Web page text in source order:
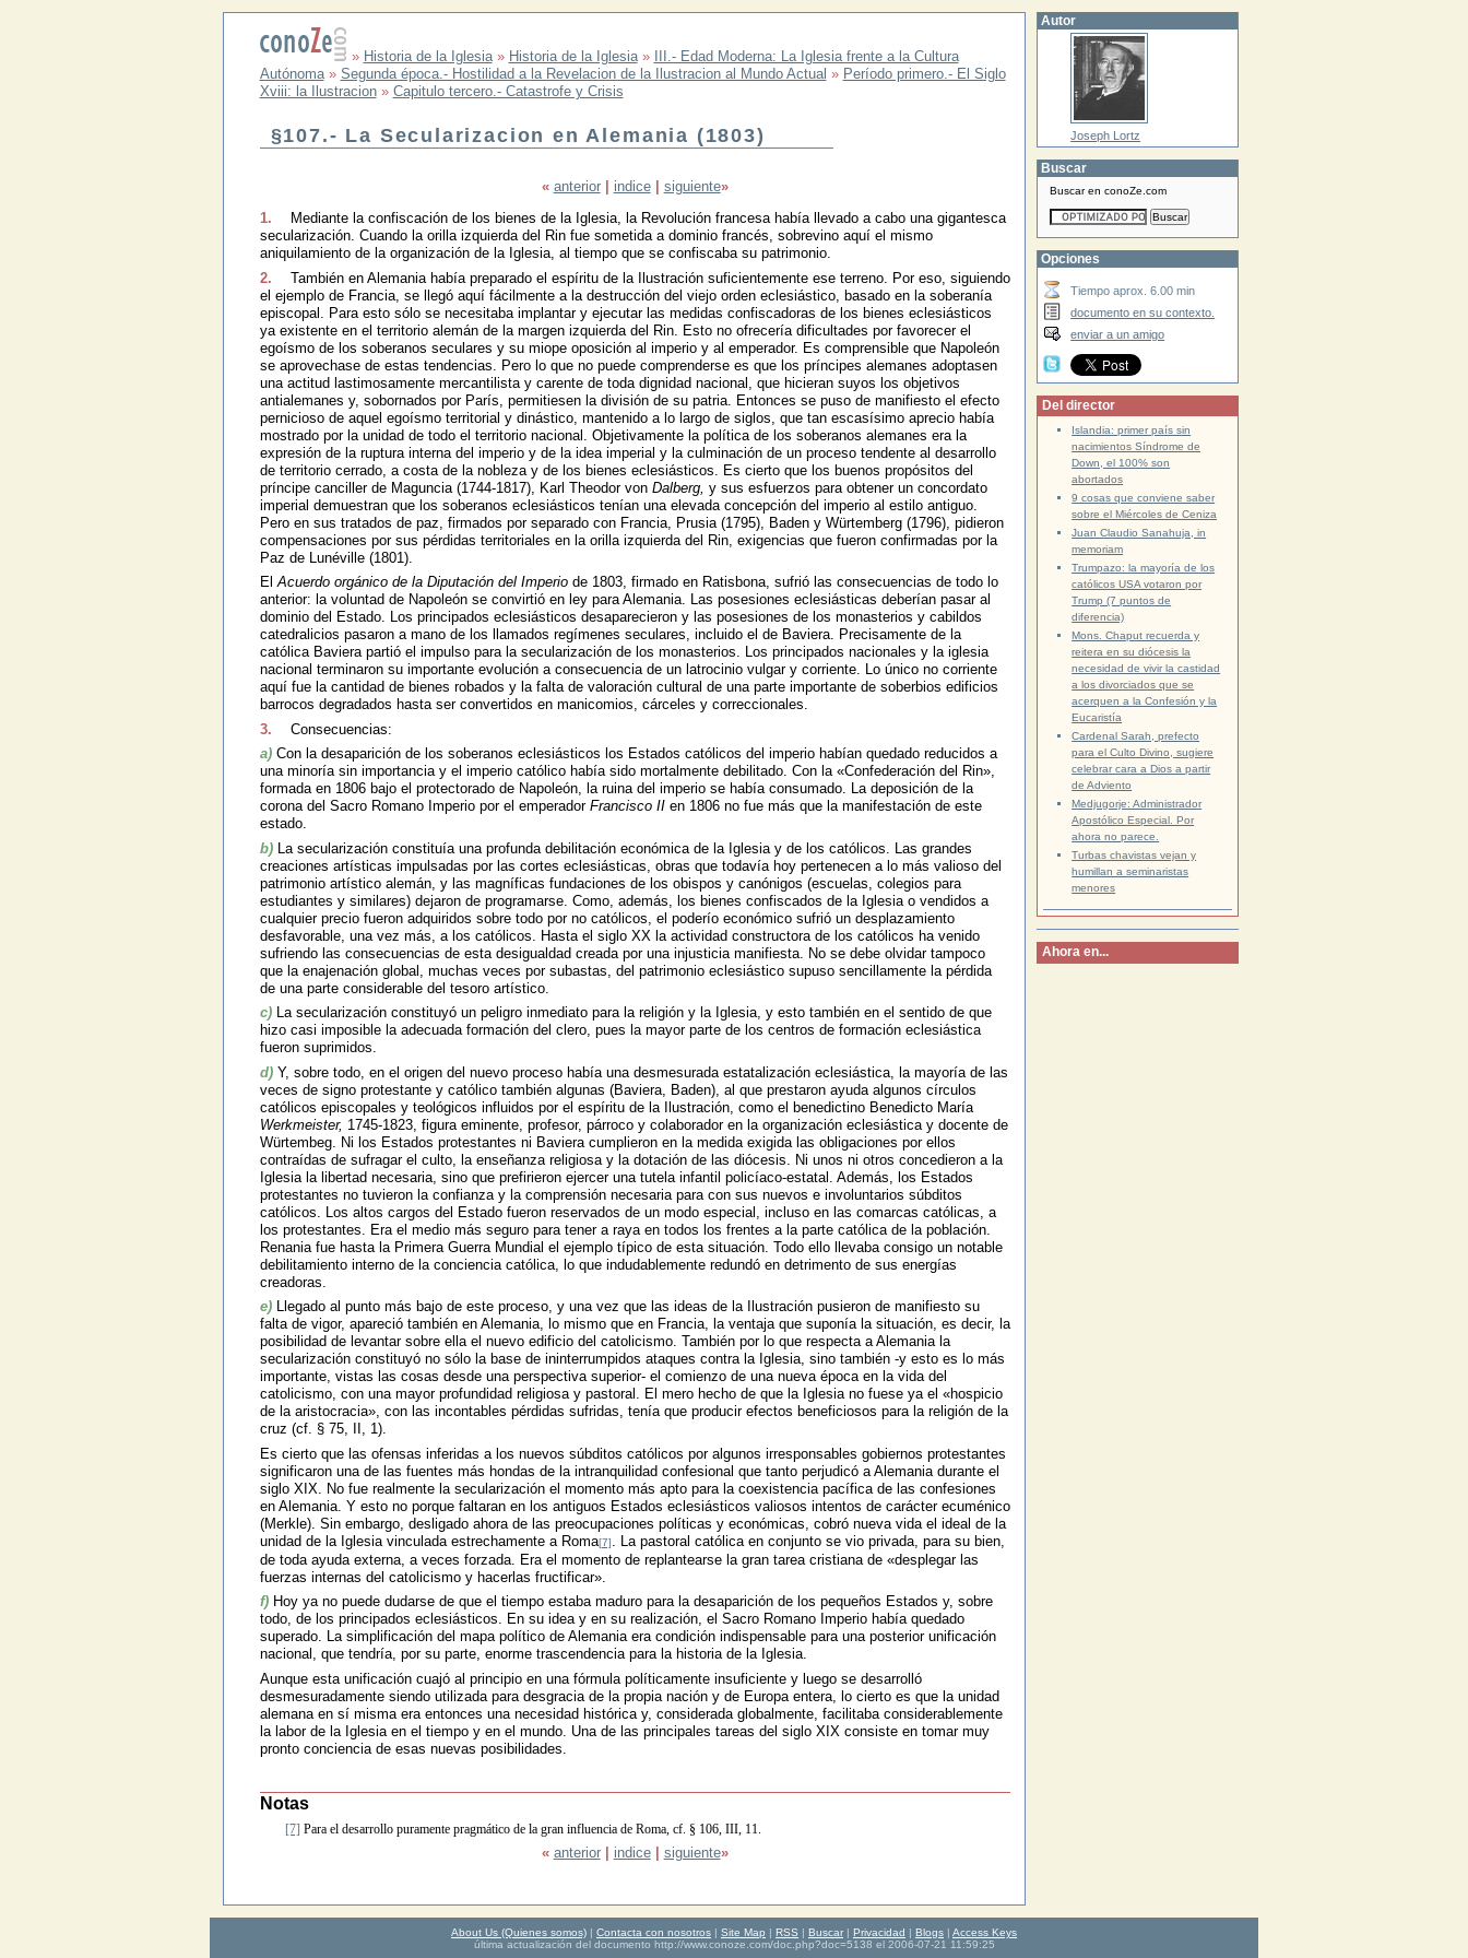
» Historia de la Iglesia» Historia de la Iglesia»
III.- Edad Moderna: La Iglesia frente a la Cultura
Autónoma» Segunda época.- Hostilidad a la Revelacion de la Ilustracion al Mundo Actual » Período primero.- El Siglo
Xviii: la Ilustracion» Capitulo tercero.- Catastrofe y Crisis
§107.- La Secularizacion en Alemania (1803)
« anterior indice siguiente»
1.
Mediante la confiscación de los bienes de la Iglesia, la Revolución francesa había llevado a cabo una gigantesca
secularización. Cuando la orilla izquierda del Rin fue sometida a dominio francés, sobrevino aquí el mismo
aniquilamiento de la organización de la Iglesia, al tiempo que se confiscaba su patrimonio.
2.
También en Alemania había preparado el espíritu de la Ilustración suficientemente ese terreno. Por eso, siguiendo
el ejemplo de Francia, se llegó aquí fácilmente a la destrucción del viejo orden eclesiástico, basado en la soberanía
episcopal. Para esto sólo se necesitaba implantar y ejecutar las medidas confiscadoras de los bienes eclesiásticos
ya existente en el territorio alemán de la margen izquierda del Rin. Esto no ofrecería dificultades por favorecer el
egoísmo de los soberanos seculares y su miope oposición al imperio y al emperador. Es comprensible que Napoleón
se aprovechase de estas tendencias. Pero lo que no puede comprenderse es que los príncipes alemanes adoptasen
una actitud lastimosamente mercantilista y carente de toda dignidad nacional, que hicieran suyos los objetivos
antialemanes y, sobornados por París, permitiesen la división de su patria. Entonces se puso de manifiesto el efecto
pernicioso de aquel egoísmo territorial y dinástico, mantenido a lo largo de siglos, que tan escasísimo aprecio había
mostrado por la unidad de todo el territorio nacional. Objetivamente la política de los soberanos alemanes era la
expresión de la ruptura interna del imperio y de la idea imperial y la culminación de un proceso tendente al desarrollo
de territorio cerrado, a costa de la nobleza y de los bienes eclesiásticos. Es cierto que los buenos propósitos del
príncipe canciller de Maguncia (1744-1817), Karl Theodor von Dalberg, y sus esfuerzos para obtener un concordato
imperial demuestran que los soberanos eclesiásticos tenían una elevada concepción del imperio al estilo antiguo.
Pero en sus tratados de paz, firmados por separado con Francia, Prusia (1795), Baden y Würtemberg (1796), pidieron
compensaciones por sus pérdidas territoriales en la orilla izquierda del Rin, exigencias que fueron confirmadas por la
Paz de Lunéville (1801).
ElAcuerdo orgánico de la Diputación del Imperiode 1803, firmado en Ratisbona, sufrió las consecuencias de todo lo
anterior: la voluntad de Napoleón se convirtió en ley para Alemania. Las posesiones eclesiásticas deberían pasar al
dominio del Estado. Los principados eclesiásticos desaparecieron y las posesiones de los monasterios y cabildos
catedralicios pasaron a mano de los llamados regímenes seculares, incluido el de Baviera. Precisamente de la
católica Baviera partió el impulso para la secularización de los monasterios. Los principados nacionales y la iglesia
nacional terminaron su importante evolución a consecuencia de un latrocinio vulgar y corriente. Lo único no corriente
aquí fue la cantidad de bienes robados y la falta de valoración cultural de una parte importante de soberbios edificios
barrocos degradados hasta ser convertidos en manicomios, cárceles y correccionales.
3.
Consecuencias:
a)Con la desaparición de los soberanos eclesiásticos los Estados católicos del imperio habían quedado reducidos a
una minoría sin importancia y el imperio católico había sido mortalmente debilitado. Con la «Confederación del Rin»,
formada en 1806 bajo el protectorado de Napoleón, la ruina del imperio se había consumado. La deposición de la
corona del Sacro Romano Imperio por el emperador Francisco IIen 1806 no fue más que la manifestación de este
estado.
b)La secularización constituía una profunda debilitación económica de la Iglesia y de los católicos. Las grandes
creaciones artísticas impulsadas por las cortes eclesiásticas, obras que todavía hoy pertenecen a lo más valioso del
patrimonio artístico alemán, y las magníficas fundaciones de los obispos y canónigos (escuelas, colegios para
estudiantes y similares) dejaron de programarse. Como, además, los bienes confiscados de la Iglesia o vendidos a
cualquier precio fueron adquiridos sobre todo por no católicos, el poderío económico sufrió un desplazamiento
desfavorable, una vez más, a los católicos. Hasta el siglo XX la actividad constructora de los católicos ha venido
sufriendo las consecuencias de esta desigualdad creada por una injusticia manifiesta. No se debe olvidar tampoco
que la enajenación global, muchas veces por subastas, del patrimonio eclesiástico supuso sencillamente la pérdida
de una parte considerable del tesoro artístico.
c)La secularización constituyó un peligro inmediato para la religión y la Iglesia, y esto también en el sentido de que
hizo casi imposible la adecuada formación del clero, pues la mayor parte de los centros de formación eclesiástica
fueron suprimidos.
d)Y, sobre todo, en el origen del nuevo proceso había una desmesurada estatalización eclesiástica, la mayoría de las
veces de signo protestante y católico también algunas (Baviera, Baden), al que prestaron ayuda algunos círculos
católicos episcopales y teológicos influidos por el espíritu de la Ilustración, como el benedictino Benedicto María
Werkmeister, 1745-1823, figura eminente, profesor, párroco y colaborador en la organización eclesiástica y docente de
Würtembeg. Ni los Estados protestantes ni Baviera cumplieron en la medida exigida las obligaciones por ellos
contraídas de sufragar el culto, la enseñanza religiosa y la dotación de las diócesis. Ni unos ni otros concedieron a la
Iglesia la libertad necesaria, sino que prefirieron ejercer una tutela infantil policíaco-estatal. Además, los Estados
protestantes no tuvieron la confianza y la comprensión necesaria para con sus nuevos e involuntarios súbditos
católicos. Los altos cargos del Estado fueron reservados de un modo especial, incluso en las comarcas católicas, a
los protestantes. Era el medio más seguro para tener a raya en todos los frentes a la parte católica de la población.
Renania fue hasta la Primera Guerra Mundial el ejemplo típico de esta situación. Todo ello llevaba consigo un notable
debilitamiento interno de la conciencia católica, lo que indudablemente redundó en detrimento de sus energías
creadoras.
e)Llegado al punto más bajo de este proceso, y una vez que las ideas de la Ilustración pusieron de manifiesto su
falta de vigor, apareció también en Alemania, lo mismo que en Francia, la ventaja que suponía la situación, es decir, la
posibilidad de levantar sobre ella el nuevo edificio del catolicismo. También por lo que respecta a Alemania la
secularización constituyó no sólo la base de ininterrumpidos ataques contra la Iglesia, sino también -y esto es lo más
importante, vistas las cosas desde una perspectiva superior- el comienzo de una nueva época en la vida del
catolicismo, con una mayor profundidad religiosa y pastoral. El mero hecho de que la Iglesia no fuese ya el «hospicio
de la aristocracia», con las incontables pérdidas sufridas, tenía que producir efectos beneficiosos para la religión de la
cruz (cf. § 75, II, 1).
Es cierto que las ofensas inferidas a los nuevos súbditos católicos por algunos irresponsables gobiernos protestantes
significaron una de las fuentes más hondas de la intranquilidad confesional que tanto perjudicó a Alemania durante el
siglo XIX. No fue realmente la secularización el momento más apto para la coexistencia pacífica de las confesiones
en Alemania. Y esto no porque faltaran en los antiguos Estados eclesiásticos valiosos intentos de carácter ecuménico
(Merkle). Sin embargo, desligado ahora de las preocupaciones políticas y económicas, cobró nueva vida el ideal de la
unidad de la Iglesia vinculada estrechamente a Roma[7]
. La pastoral católica en conjunto se vio privada, para su bien,
de toda ayuda externa, a veces forzada. Era el momento de replantearse la gran tarea cristiana de «desplegar las
fuerzas internas del catolicismo y hacerlas fructificar».
f)Hoy ya no puede dudarse de que el tiempo estaba maduro para la desaparición de los pequeños Estados y, sobre
todo, de los principados eclesiásticos. En su idea y en su realización, el Sacro Romano Imperio había quedado
superado. La simplificación del mapa político de Alemania era condición indispensable para una posterior unificación
nacional, que tendría, por su parte, enorme trascendencia para la historia de la Iglesia.
Aunque esta unificación cuajó al principio en una fórmula políticamente insuficiente y luego se desarrolló
desmesuradamente siendo utilizada para desgracia de la propia nación y de Europa entera, lo cierto es que la unidad
alemana en sí misma era entonces una necesidad histórica y, considerada globalmente, facilitaba considerablemente
la labor de la Iglesia en el tiempo y en el mundo. Una de las principales tareas del siglo XIX consiste en tomar muy
pronto conciencia de esas nuevas posibilidades.
Notas
[7] Para el desarrollo puramente pragmático de la gran influencia de Roma, cf. § 106, III, 11.
« anterior indice siguiente»
Autor
Joseph Lortz
Buscar
Buscar en conoZe.com
Opciones
Tiempo aprox. 6.00 min
documento en su contexto.
enviar a un amigo
Del director
Islandia: primer país sin
nacimientos Síndrome de
Down, el 100% son
abortados
9 cosas que conviene saber
sobre el Miércoles de Ceniza
Juan Claudio Sanahuja, in
memoriam
Trumpazo: la mayoría de los
católicos USA votaron por
Trump (7 puntos de
diferencia)
Mons. Chaput recuerda y
reitera en su diócesis la
necesidad de vivir la castidad
a los divorciados que se
acerquen a la Confesión y la
Eucaristía
Cardenal Sarah, prefecto
para el Culto Divino, sugiere
celebrar cara a Dios a partir
de Adviento
Medjugorje: Administrador
Apostólico Especial. Por
ahora no parece.
Turbas chavistas vejan y
humillan a seminaristas
menores
Ahora en...
About Us (Quienes somos) | Contacta con nosotros | Site Map | RSS | Buscar | Privacidad | Blogs | Access Keys
última actualización del documento http://www.conoze.com/doc.php?doc=5138 el 2006-07-21 11:59:25